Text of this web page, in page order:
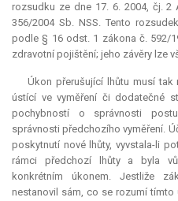
rozsudku ze dne 17. 6. 2004, čj. 2
356/2004 Sb. NSS. Tento
podle § 16 odst. 1 zákona č. 592/
zdravotní pojištění; jeho závěry lze
Úkon přerušující lhůtu musí tak
ústící ve vyměření či dodatečné
pochybností o správnosti
správnosti předchozího vyměření.
poskytnutí nové lhůty, vyvstala-li
rámci předchozí lhůty a byla
konkrétním úkonem. Jestliže
nestanovil sám, co se rozumí